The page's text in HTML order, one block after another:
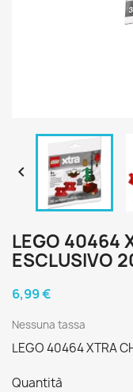

LEGO 40464
ESCLUSIVO
6,99 €
Nessuna tassa
LEGO 40464 XTRA
Quantità